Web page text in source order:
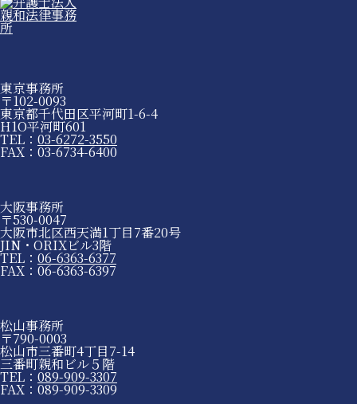
東京事務所
〒102-0093
東京都千代田区平河町1-6-4
H1O平河町601
TEL： 03-6272-3550
FAX：03-6734-6400
大阪事務所
〒530-0047
大阪市北区西天満1丁目7番20号
JIN・ORIXビル3階
TEL： 06-6363-6377
FAX：06-6363-6397
松山事務所
〒790-0003
松山市三番町4丁目7-14
三番町親和ビル５階
TEL：089-909-3307
FAX：089-909-3309